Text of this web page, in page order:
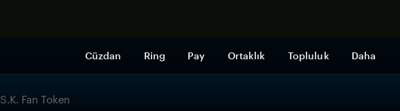
Cüzdan Ring Pay Ortaklık Topluluk Daha
Fan Token